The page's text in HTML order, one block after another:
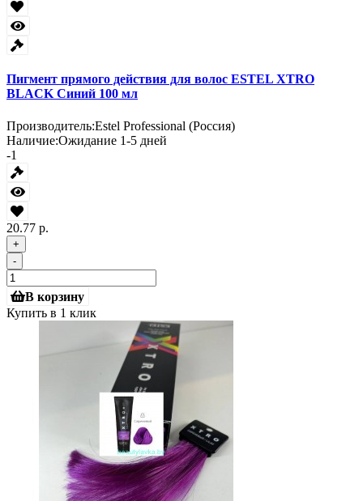
Пигмент прямого действия для волос ESTEL XTRO
BLACK Синий 100 мл
Производитель:Estel Professional (Россия)
Наличие:Ожидание 1-5 дней
-1
20.77 р.
+
-
В корзину
Купить в 1 клик